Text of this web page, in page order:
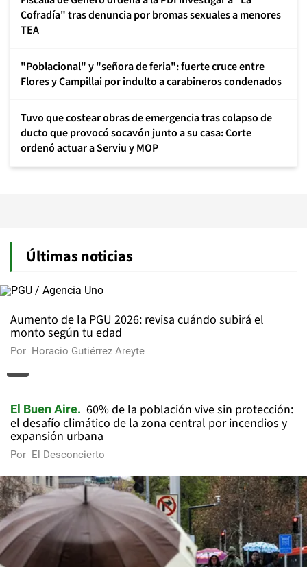
Cofradía" tras denuncia por bromas sexuales a menores
TEA
"Poblacional" y "señora de feria": fuerte cruce entre
Flores y Campillai por indulto a carabineros condenados
Tuvo que costear obras de emergencia tras colapso de
ducto que provocó socavón junto a su casa: Corte
ordenó actuar a Serviu y MOP
Últimas noticias
Aumento de la PGU 2026: revisa cuándo subirá el
monto según tu edad
Por Horacio Gutiérrez Areyte
El Buen Aire
60% de la población vive sin protección:
el desafío climático de la zona central por incendios y
expansión urbana
Por El Desconcierto